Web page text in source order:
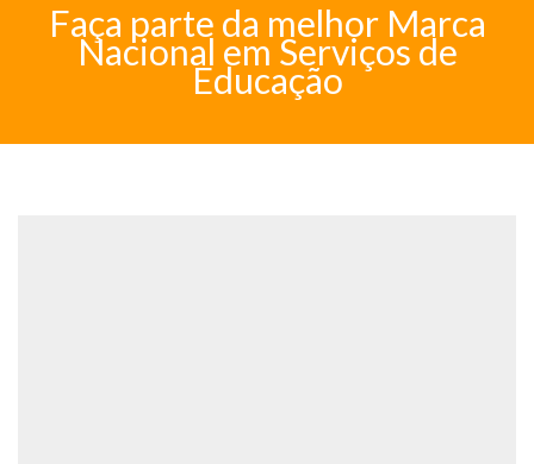
Faça parte da melhor Marca
Nacional em Serviços de
Educação